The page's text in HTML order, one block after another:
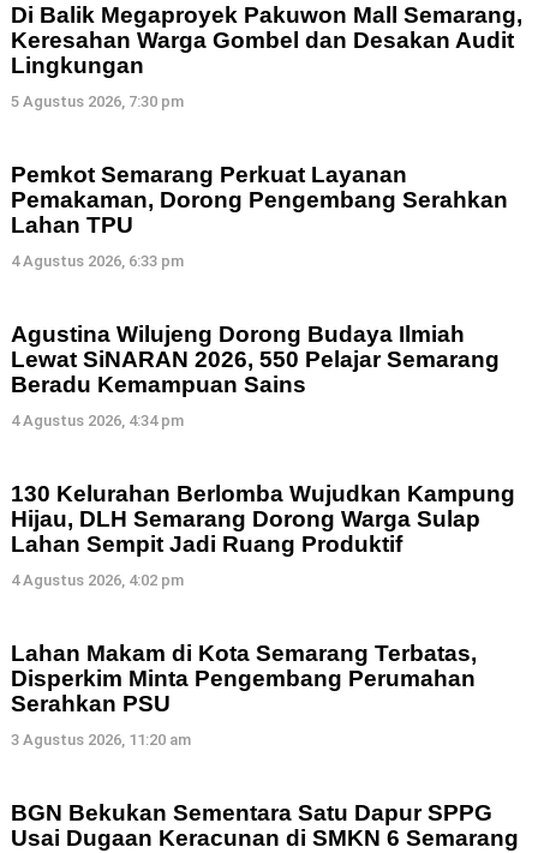
Di Balik Megaproyek Pakuwon Mall Semarang,
Keresahan Warga Gombel dan Desakan Audit
Lingkungan
5 Agustus 2026, 7:30 pm
Pemkot Semarang Perkuat Layanan
Pemakaman, Dorong Pengembang Serahkan
Lahan TPU
4 Agustus 2026, 6:33 pm
Agustina Wilujeng Dorong Budaya Ilmiah
Lewat SiNARAN 2026, 550 Pelajar Semarang
Beradu Kemampuan Sains
4 Agustus 2026, 4:34 pm
130 Kelurahan Berlomba Wujudkan Kampung
Hijau, DLH Semarang Dorong Warga Sulap
Lahan Sempit Jadi Ruang Produktif
4 Agustus 2026, 4:02 pm
Lahan Makam di Kota Semarang Terbatas,
Disperkim Minta Pengembang Perumahan
Serahkan PSU
3 Agustus 2026, 11:20 am
BGN Bekukan Sementara Satu Dapur SPPG
Usai Dugaan Keracunan di SMKN 6 Semarang